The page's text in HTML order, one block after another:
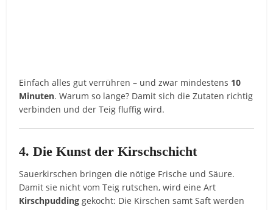
Einfach alles gut verrühren – und zwar mindestens 10
Minuten. Warum so lange? Damit sich die Zutaten richtig
verbinden und der Teig fluffig wird.
4. Die Kunst der Kirschschicht
Sauerkirschen bringen die nötige Frische und Säure.
Damit sie nicht vom Teig rutschen, wird eine Art
Kirschpudding gekocht: Die Kirschen samt Saft werden